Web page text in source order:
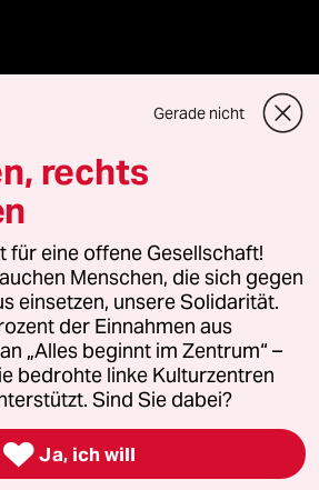
Vertriebs GmbH
rechtlichen Fragen oder für Genehmigungen
lizenzen@taz.de
Kommune-Richtlinien
Datenschutz Impressum AGB
widerrufen (Ads)
Gerade nicht
rechts
eine offene Gesellschaft!
Menschen, die sich gegen
einsetzen, unsere Solidarität.
der Einnahmen aus
„Alles beginnt im Zentrum“ –
bedrohte linke Kulturzentren
Sind Sie dabei?
 Ja, ich will